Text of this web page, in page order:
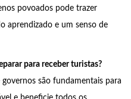
povoados pode trazer
aprendizado e um senso de
para receber turistas?
são fundamentais para